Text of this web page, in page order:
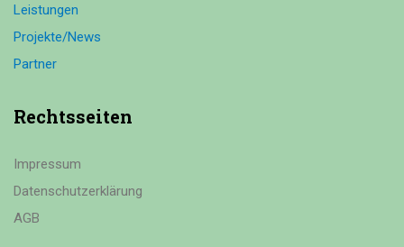
Leistungen
Projekte/News
Partner
Rechtsseiten
Impressum
Datenschutzerklärung
AGB